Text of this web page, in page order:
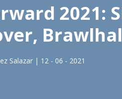
2021:
Salazar | 12 - 06 - 2021